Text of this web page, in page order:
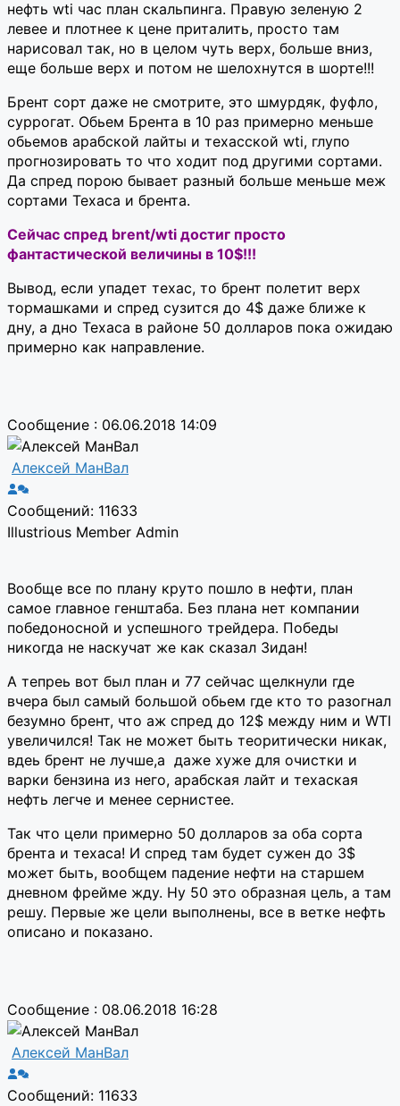
нефть wti час план скальпинга. Правую зеленую 2
левее и плотнее к цене приталить, просто там
нарисовал так, но в целом чуть верх, больше вниз,
еще больше верх и потом не шелохнутся в шорте!!!
Брент сорт даже не смотрите, это шмурдяк, фуфло,
суррогат. Обьем Брента в 10 раз примерно меньше
обьемов арабской лайты и техасской wti, глупо
прогнозировать то что ходит под другими сортами.
Да спред порою бывает разный больше меньше меж
сортами Техаса и брента.
Cейчас cпред brent/wti достиг просто
фантастической величины в 10$!!!
Вывод, если упадет техас, то брент полетит верх
тормашками и спред сузится до 4$ даже ближе к
дну, а дно Техаса в районе 50 долларов пока ожидаю
примерно как направление.
Сообщение : 06.06.2018 14:09
Алексей МанВал
Сообщений: 11633
Illustrious Member Admin
Вообще все по плану круто пошло в нефти, план
самое главное генштаба. Без плана нет компании
победоносной и успешного трейдера. Победы
никогда не наскучат же как сказал Зидан!
А тепреь вот был план и 77 сейчас щелкнули где
вчера был самый большой обьем где кто то разогнал
безумно брент, что аж спред до 12$ между ним и WTI
увеличился! Так не может быть теоритически никак,
вдеь брент не лучше,а даже хуже для очистки и
варки бензина из него, арабская лайт и техаская
нефть легче и менее сернистее.
Так что цели примерно 50 долларов за оба сорта
брента и техаса! И спред там будет сужен до 3$
может быть, вообщем падение нефти на старшем
дневном фрейме жду. Ну 50 это образная цель, а там
решу. Первые же цели выполнены, все в ветке нефть
описано и показано.
Сообщение : 08.06.2018 16:28
Алексей МанВал
Сообщений: 11633